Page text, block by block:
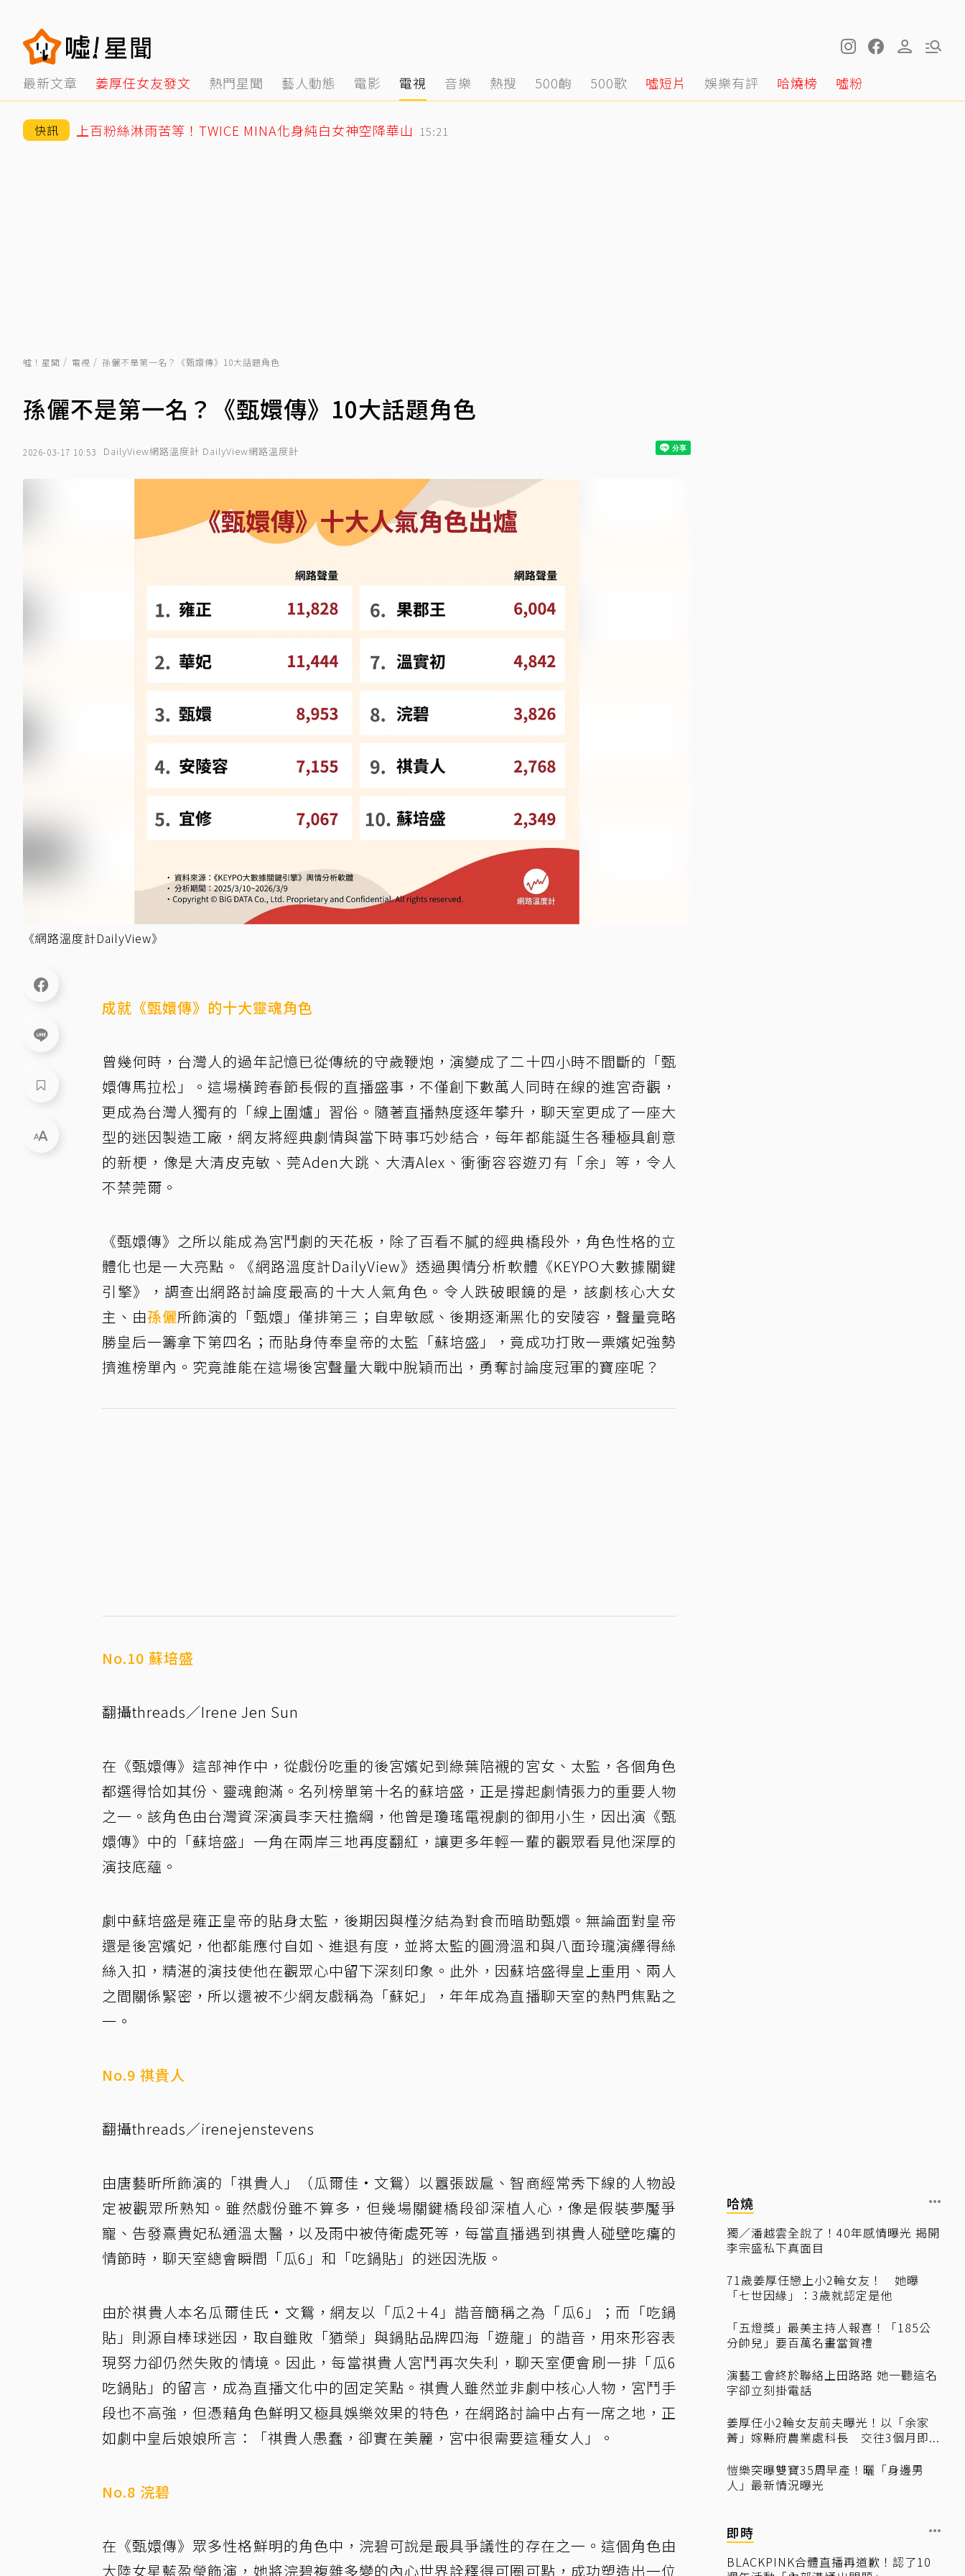
最新文章 姜厚任女友發文 熱門星聞 藝人動態 電影 電視 音樂 熱搜 500齣 500歌 噓短片 娛樂有評 哈燒榜 噓粉
快訊 上百粉絲淋雨苦等！TWICE MINA化身純白女神空降華山 15:21
噓！星聞 電視 孫儷不是第一名？《甄嬛傳》10大話題角色
孫儷不是第一名？《甄嬛傳》10大話題角色
2026-03-17 10:53 DailyView網路溫度計 DailyView網路溫度計
《網路溫度計DailyView》
成就《甄嬛傳》的十大靈魂角色
曾幾何時，台灣人的過年記憶已從傳統的守歲鞭炮，演變成了二十四小時不間斷的「甄
嬛傳馬拉松」。這場橫跨春節長假的直播盛事，不僅創下數萬人同時在線的進宮奇觀，
更成為台灣人獨有的「線上圍爐」習俗。隨著直播熱度逐年攀升，聊天室更成了一座大
型的迷因製造工廠，網友將經典劇情與當下時事巧妙結合，每年都能誕生各種極具創意
的新梗，像是大清皮克敏、莞Aden大跳、大清Alex、衝衝容容遊刃有「余」等，令人
不禁莞爾。
《甄嬛傳》之所以能成為宮鬥劇的天花板，除了百看不膩的經典橋段外，角色性格的立
體化也是一大亮點。《網路溫度計DailyView》透過輿情分析軟體《KEYPO大數據關鍵
引擎》，調查出網路討論度最高的十大人氣角色。令人跌破眼鏡的是，該劇核心大女
主、由孫儷所飾演的「甄嬛」僅排第三；自卑敏感、後期逐漸黑化的安陵容，聲量竟略
勝皇后一籌拿下第四名；而貼身侍奉皇帝的太監「蘇培盛」，竟成功打敗一票嬪妃強勢
擠進榜單內。究竟誰能在這場後宮聲量大戰中脫穎而出，勇奪討論度冠軍的寶座呢？
No.10 蘇培盛
翻攝threads／Irene Jen Sun
在《甄嬛傳》這部神作中，從戲份吃重的後宮嬪妃到綠葉陪襯的宮女、太監，各個角色
都選得恰如其份、靈魂飽滿。名列榜單第十名的蘇培盛，正是撐起劇情張力的重要人物
之一。該角色由台灣資深演員李天柱擔綱，他曾是瓊瑤電視劇的御用小生，因出演《甄
嬛傳》中的「蘇培盛」一角在兩岸三地再度翻紅，讓更多年輕一輩的觀眾看見他深厚的
演技底蘊。
劇中蘇培盛是雍正皇帝的貼身太監，後期因與槿汐結為對食而暗助甄嬛。無論面對皇帝
還是後宮嬪妃，他都能應付自如、進退有度，並將太監的圓滑溫和與八面玲瓏演繹得絲
絲入扣，精湛的演技使他在觀眾心中留下深刻印象。此外，因蘇培盛得皇上重用、兩人
之間關係緊密，所以還被不少網友戲稱為「蘇妃」，年年成為直播聊天室的熱門焦點之
一。
No.9 祺貴人
翻攝threads／irenejenstevens
由唐藝昕所飾演的「祺貴人」（瓜爾佳·文鴛）以囂張跋扈、智商經常秀下線的人物設
定被觀眾所熟知。雖然戲份雖不算多，但幾場關鍵橋段卻深植人心，像是假裝夢魘爭
寵、告發熹貴妃私通溫太醫，以及雨中被侍衛處死等，每當直播遇到祺貴人碰壁吃癟的
情節時，聊天室總會瞬間「瓜6」和「吃鍋貼」的迷因洗版。
由於祺貴人本名瓜爾佳氏·文鴛，網友以「瓜2＋4」諧音簡稱之為「瓜6」；而「吃鍋
貼」則源自棒球迷因，取自雖敗「猶榮」與鍋貼品牌四海「遊龍」的諧音，用來形容表
現努力卻仍然失敗的情境。因此，每當祺貴人宮鬥再次失利，聊天室便會刷一排「瓜6
吃鍋貼」的留言，成為直播文化中的固定笑點。祺貴人雖然並非劇中核心人物，宮鬥手
段也不高強，但憑藉角色鮮明又極具娛樂效果的特色，在網路討論中占有一席之地，正
如劇中皇后娘娘所言：「祺貴人愚蠢，卻實在美麗，宮中很需要這種女人」。
No.8 浣碧
在《甄嬛傳》眾多性格鮮明的角色中，浣碧可說是最具爭議性的存在之一。這個角色由
大陸女星藍盈瑩飾演，她將浣碧複雜多變的內心世界詮釋得可圈可點，成功塑造出一位
哈燒
獨／潘越雲全說了！40年感情曝光 揭開
李宗盛私下真面目
71歲姜厚任戀上小2輪女友！ 她曝
「七世因緣」：3歲就認定是他
「五燈獎」最美主持人報喜！「185公
分帥兒」要百萬名畫當賀禮
演藝工會終於聯絡上田路路 她一聽這名
字卻立刻掛電話
姜厚任小2輪女友前夫曝光！以「余家
菁」嫁縣府農業處科長 交往3個月即...
愷樂突曝雙寶35周早產！曬「身邊男
人」最新情況曝光
即時
BLACKPINK合體直播再道歉！認了10